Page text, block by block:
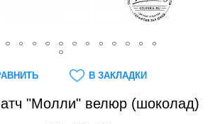
"Молли" велюр (шоколад)
В ЗАКЛАДКИ